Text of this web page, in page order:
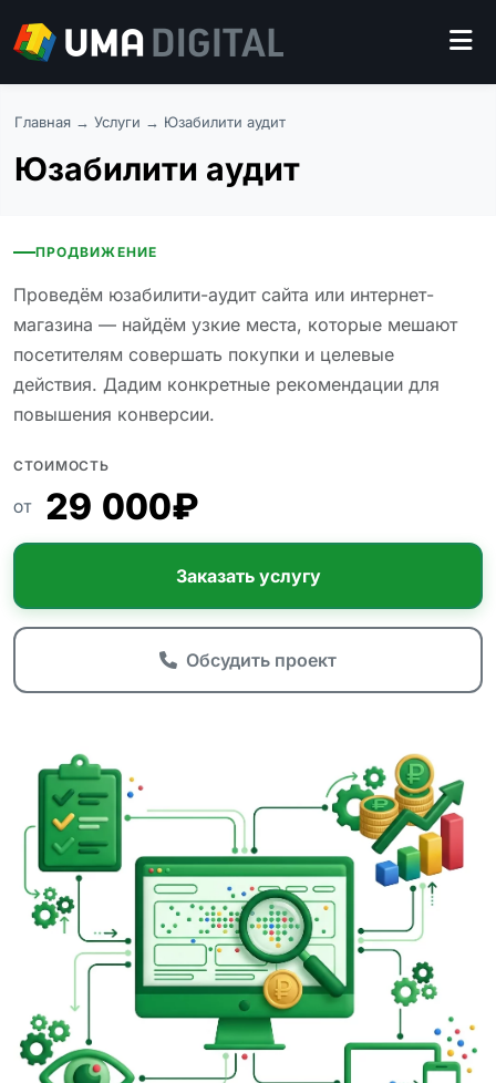
Главная → Услуги → Юзабилити аудит
Юзабилити аудит
ПРОДВИЖЕНИЕ
Проведём юзабилити-аудит сайта или интернет-
магазина — найдём узкие места, которые мешают
посетителям совершать покупки и целевые
действия. Дадим конкретные рекомендации для
повышения конверсии.
СТОИМОСТЬ
ОТ 29 000₽
Заказать услугу
Обсудить проект